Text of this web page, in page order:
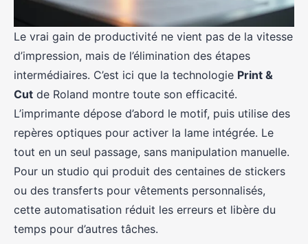
Le vrai gain de productivité ne vient pas de la vitesse
d’impression, mais de l’élimination des étapes
intermédiaires. C’est ici que la technologie Print &
Cut de Roland montre toute son efficacité.
L’imprimante dépose d’abord le motif, puis utilise des
repères optiques pour activer la lame intégrée. Le
tout en un seul passage, sans manipulation manuelle.
Pour un studio qui produit des centaines de stickers
ou des transferts pour vêtements personnalisés,
cette automatisation réduit les erreurs et libère du
temps pour d’autres tâches.